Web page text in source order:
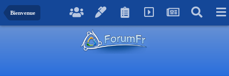
Bienvenue